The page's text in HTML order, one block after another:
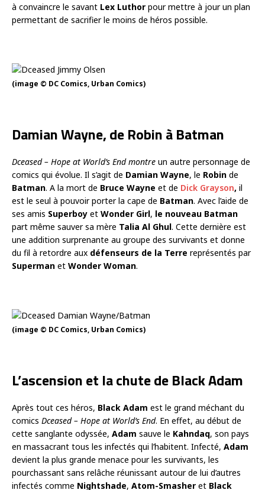
à convaincre le savant Lex Luthor pour mettre à jour un plan
permettant de sacrifier le moins de héros possible.
(image © DC Comics, Urban Comics)
Damian Wayne, de Robin à Batman
Dceased – Hope at World’s End montre un autre personnage de
comics qui évolue. Il s’agit de Damian Wayne, le Robin de
Batman. A la mort de Bruce Wayne et de Dick Grayson, il
est le seul à pouvoir porter la cape de Batman. Avec l’aide de
ses amis Superboy et Wonder Girl, le nouveau Batman
part même sauver sa mère Talia Al Ghul. Cette dernière est
une addition surprenante au groupe des survivants et donne
du fil à retordre aux défenseurs de la Terre représentés par
Superman et Wonder Woman.
(image © DC Comics, Urban Comics)
L’ascension et la chute de Black Adam
Après tout ces héros, Black Adam est le grand méchant du
comics Dceased – Hope at World’s End. En effet, au début de
cette sanglante odyssée, Adam sauve le Kahndaq, son pays
en massacrant tous les infectés qui l’habitent. Infecté, Adam
devient la plus grande menace pour les survivants, les
pourchassant sans relâche réunissant autour de lui d’autres
infectés comme Nightshade, Atom-Smasher et Black